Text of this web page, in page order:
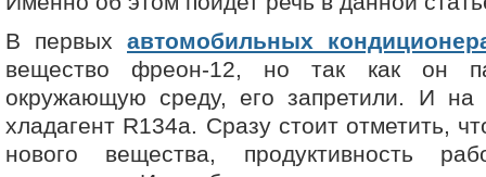
В первых автомобильных
вещество фреон-12, но так как он
окружающую среду, его запретили. И
хладагент R134a. Сразу стоит отметить,
нового вещества, продуктивность